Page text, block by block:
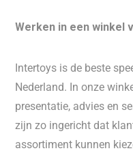
Werken in een winkel
Intertoys is de beste
Nederland. In onze
presentatie, advies en
zijn zo ingericht dat
assortiment kunnen